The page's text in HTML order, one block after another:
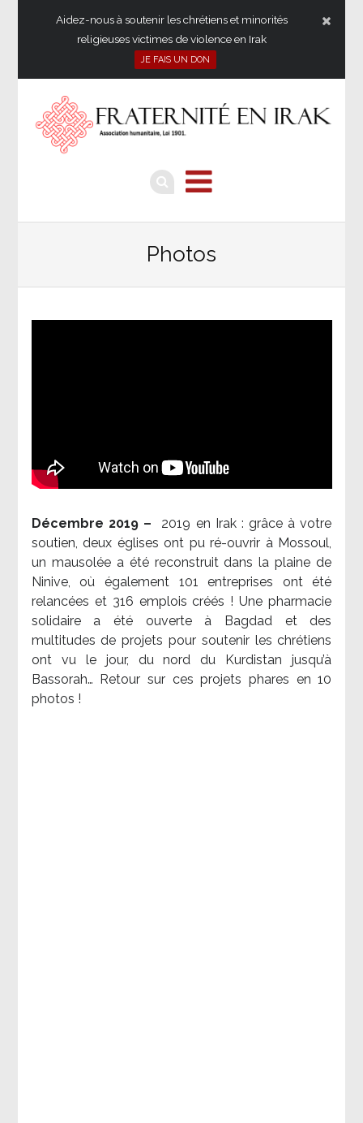
Aidez-nous à soutenir les chrétiens et minorités
religieuses victimes de violence en Irak
JE FAIS UN DON
Photos
Décembre 2019 – 2019 en Irak : grâce à votre
soutien, deux églises ont pu ré-ouvrir à Mossoul,
un mausolée a été reconstruit dans la plaine de
Ninive, où également 101 entreprises ont été
relancées et 316 emplois créés ! Une pharmacie
solidaire a été ouverte à Bagdad et des
multitudes de projets pour soutenir les chrétiens
ont vu le jour, du nord du Kurdistan jusqu’à
Bassorah… Retour sur ces projets phares en 10
photos !